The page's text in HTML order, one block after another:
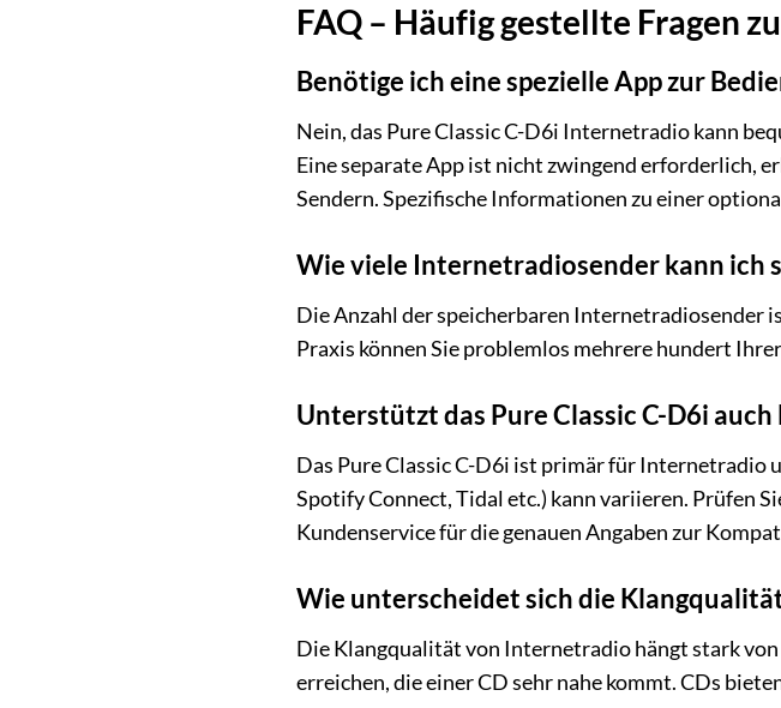
FAQ – Häufig gestellte Fragen
Benötige ich eine spezielle App zur
Nein, das Pure Classic C-D6i Internetradio kann
Eine separate App ist nicht zwingend erforderlich,
Sendern. Spezifische Informationen zu einer
Wie viele Internetradiosender kann ich
Die Anzahl der speicherbaren Internetradiosender
Praxis können Sie problemlos mehrere hundert
Unterstützt das Pure Classic C-D6i
Das Pure Classic C-D6i ist primär für Internetradio
Spotify Connect, Tidal etc.) kann variieren. Prüfen
Kundenservice für die genauen Angaben zur
Wie unterscheidet sich die
Die Klangqualität von Internetradio hängt stark
erreichen, die einer CD sehr nahe kommt. CDs